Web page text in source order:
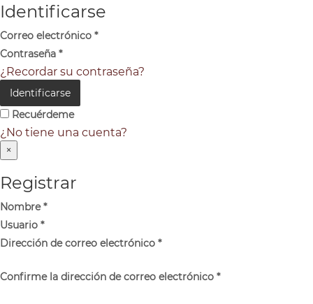
Identificarse
Correo electrónico *
Contraseña *
¿Recordar su contraseña?
Identificarse
Recuérdeme
¿No tiene una cuenta?
×
Registrar
Nombre*
Usuario *
Dirección de correo electrónico *
Confirme la dirección de correo electrónico *